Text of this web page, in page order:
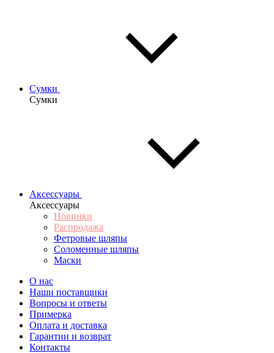
Сумки
Сумки
Аксессуары
Аксессуары
Новинки
Распродажа
Фетровые шляпы
Соломенные шляпы
Маски
О нас
Наши поставщики
Вопросы и ответы
Примерка
Оплата и доставка
Гарантии и возврат
Контакты